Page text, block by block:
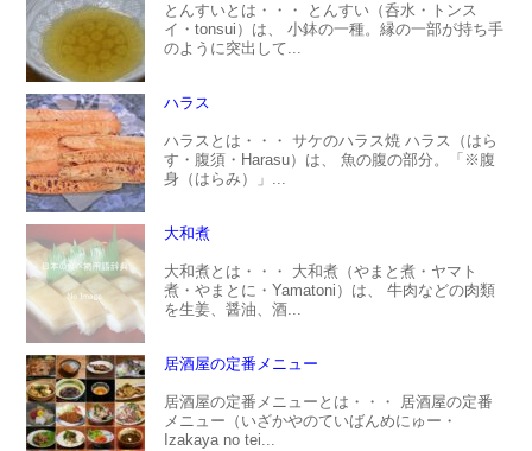
とんすいとは・・・ とんすい（呑水・トンス
イ・tonsui）は、 小鉢の一種。縁の一部が持ち手
のように突出して...
ハラス
ハラスとは・・・ サケのハラス焼 ハラス（はら
す・腹須・Harasu）は、 魚の腹の部分。「※腹
身（はらみ）」...
大和煮
大和煮とは・・・ 大和煮（やまと煮・ヤマト
煮・やまとに・Yamatoni）は、 牛肉などの肉類
を生姜、醤油、酒...
居酒屋の定番メニュー
居酒屋の定番メニューとは・・・ 居酒屋の定番
メニュー（いざかやのていばんめにゅー・
Izakaya no tei...